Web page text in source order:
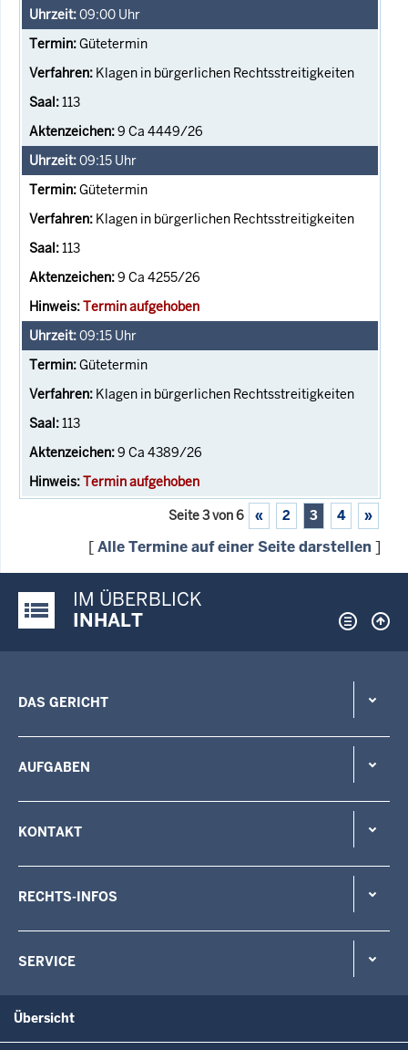
09:00 Uhr
Gütetermin
Klagen in bürgerlichen Rechtsstreitigkeiten
113
9 Ca 4449/26
09:15 Uhr
Gütetermin
Klagen in bürgerlichen Rechtsstreitigkeiten
113
9 Ca 4255/26
Termin aufgehoben
09:15 Uhr
Gütetermin
Klagen in bürgerlichen Rechtsstreitigkeiten
113
9 Ca 4389/26
Termin aufgehoben
Seite 3 von 6 « 2 3 4 »
[Alle Termine auf einer Seite darstellen ]
Justiz-Portal im Überblick:
IM ÜBERBLICK
INHALT
DAS GERICHT
AUFGABEN
KONTAKT
RECHTS-INFOS
SERVICE
Übersicht